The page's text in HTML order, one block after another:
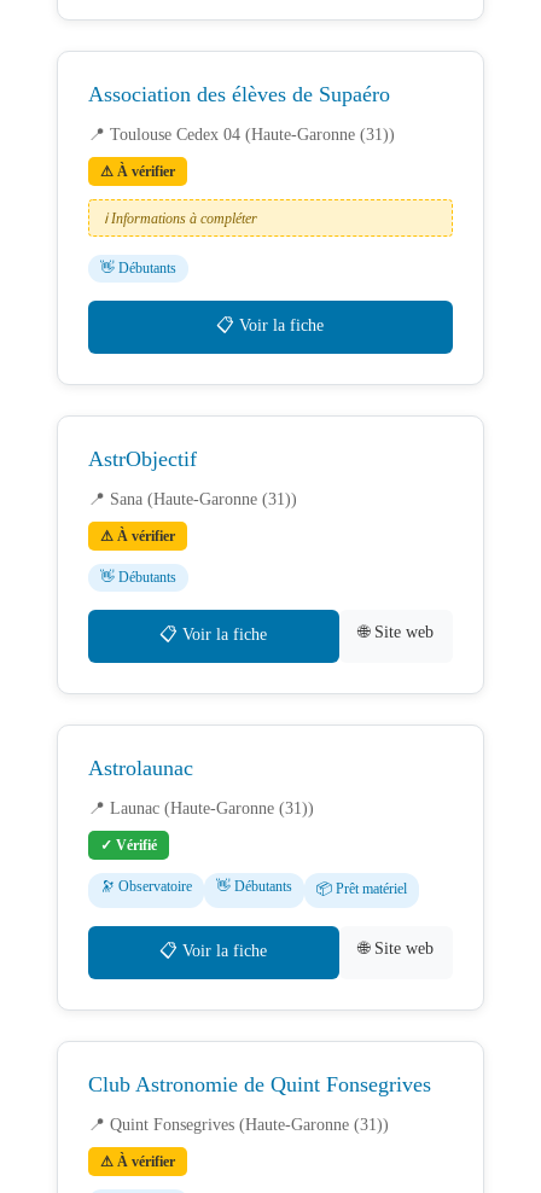
Association des élèves de Supaéro
📍 Toulouse Cedex 04 (Haute-Garonne (31))
⚠ À vérifier
ℹ️ Informations à compléter
👋 Débutants
📋 Voir la fiche
AstrObjectif
📍 Sana (Haute-Garonne (31))
⚠ À vérifier
👋 Débutants
📋 Voir la fiche 🌐 Site web
Astrolaunac
📍 Launac (Haute-Garonne (31))
✓ Vérifié
🔭 Observatoire 👋 Débutants 📦 Prêt matériel
📋 Voir la fiche 🌐 Site web
Club Astronomie de Quint Fonsegrives
📍 Quint Fonsegrives (Haute-Garonne (31))
⚠ À vérifier